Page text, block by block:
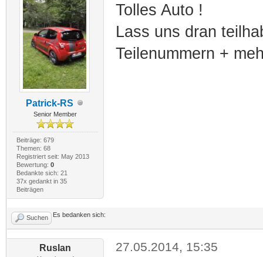
Patrick-RS
Senior Member
Beiträge: 679
Themen: 68
Registriert seit: May 2013
Bewertung: 0
Bedankte sich: 21
37x gedankt in 35
Beiträgen
Tolles Auto !
Lass uns dran
Teilenummern +
Suchen Es bedanken sich:
Ruslan 27.05.2014, 15:35